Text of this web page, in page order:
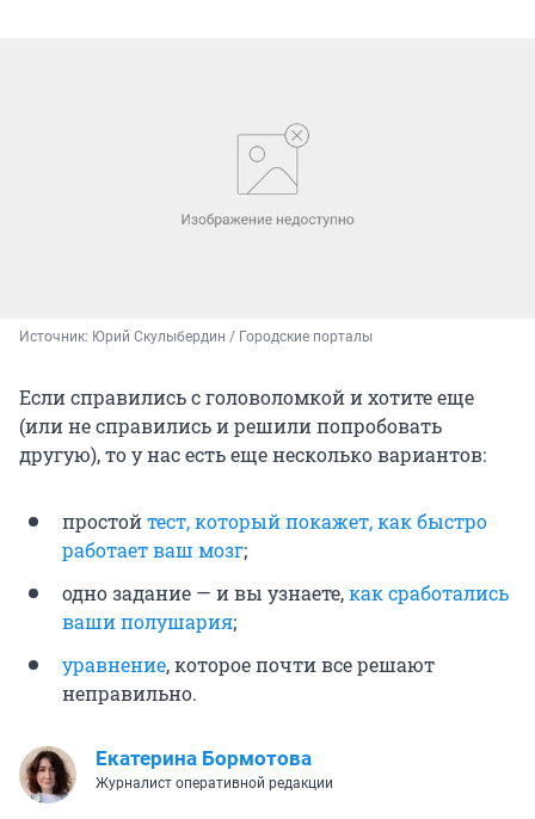
Источник: Юрий Скулыбердин / Городские порталы
Если справились с головоломкой и хотите еще
(или не справились и решили попробовать
другую), то у нас есть еще несколько вариантов:
простойтест, который покажет, как быстро
работает ваш мозг;
одно задание — и вы узнаете,как сработались
ваши полушария;
уравнение, которое почти все решают
неправильно.
Екатерина Бормотова
Журналист оперативной редакции